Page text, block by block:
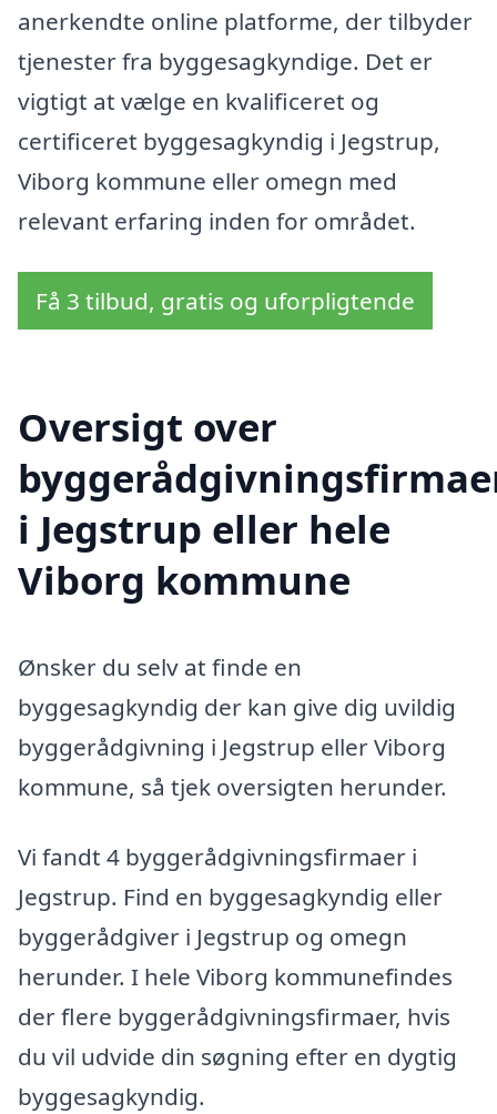
anerkendte online platforme, der tilbyder
tjenester fra byggesagkyndige. Det er
vigtigt at vælge en kvalificeret og
certificeret byggesagkyndig i Jegstrup,
Viborg kommune eller omegn med
relevant erfaring inden for området.
Få 3 tilbud, gratis og uforpligtende
Oversigt over
i Jegstrup eller hele
Viborg kommune
Ønsker du selv at finde en
byggesagkyndig der kan give dig uvildig
byggerådgivning i Jegstrup eller Viborg
kommune, så tjek oversigten herunder.
Vi fandt 4 byggerådgivningsfirmaer i
Jegstrup. Find en byggesagkyndig eller
byggerådgiver i Jegstrup og omegn
herunder. I hele Viborg kommunefindes
der flere byggerådgivningsfirmaer, hvis
du vil udvide din søgning efter en dygtig
byggesagkyndig.